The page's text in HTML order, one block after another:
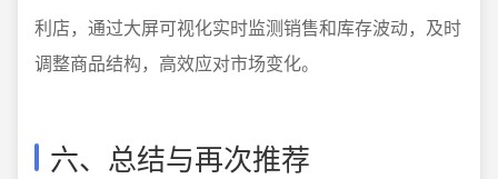
利店，通过大屏可视化实时监测销售和库存波动，及时
调整商品结构，高效应对市场变化。
六、总结与再次推荐